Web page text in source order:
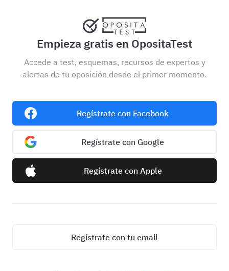
Empieza gratis en OpositaTest
Accede a test, esquemas, recursos de expertos y
alertas de tu oposición desde el primer momento.
Regístrate con Facebook
Regístrate con Google
Regístrate con Apple
Regístrate con tu email